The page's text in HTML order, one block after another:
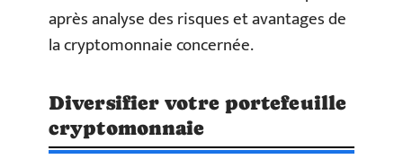
après analyse des risques et avantages de
la cryptomonnaie concernée.
Diversifier votre portefeuille
cryptomonnaie